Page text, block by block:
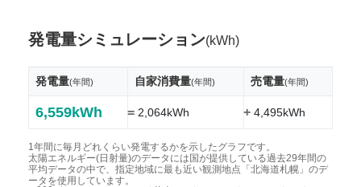
発電量シミュレーション(kWh)
発電量(年間) 自家消費量(年間) 売電量(年間)
6,559kWh =2,064kWh +4,495kWh
1年間に毎月どれくらい発電するかを示したグラフです。
太陽エネルギー(日射量)のデータには国が提供している過去29年間の
平均データの中で、指定地域に最も近い観測地点「北海道札幌」のデ
ータを使用しています。